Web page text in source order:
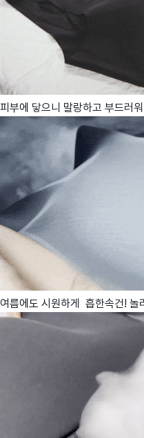
피부에 닿으니 말랑하고 부드러
여름에도 시원하게 흡한속건! 놀